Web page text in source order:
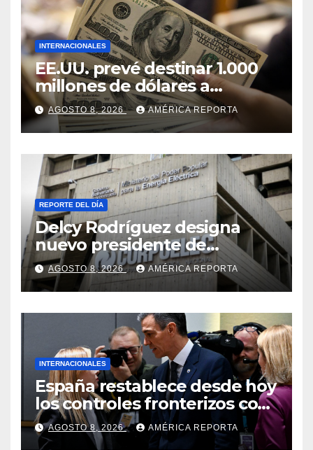
INTERNACIONALES
EE.UU. prevé destinar 1.000
millones de dólares a
Colombia para un paquete
de seguridad
AGOSTO 8, 2026 AMÉRICA REPORTA
REPORTE DEL DÍA
Delcy Rodríguez designa
nuevo presidente de
Corpoelec y nuevo
viceministro de Servicios
Eléctricos
AGOSTO 8, 2026 AMÉRICA REPORTA
INTERNACIONALES
España restablece desde hoy
los controles fronterizos con
Italia tras el rechazo de Roma
a retirar las restricciones
AGOSTO 8, 2026 AMÉRICA REPORTA